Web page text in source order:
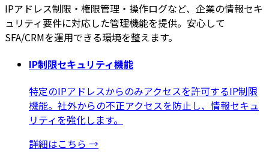
IPアドレス制限・権限管理・操作ログなど、企業の情報セキ
ュリティ要件に対応した管理機能を提供。安心して
SFA/CRMを運用できる環境を整えます。
IP制限セキュリティ機能
特定のIPアドレスからのみアクセスを許可するIP制限
機能。社外からの不正アクセスを防止し、情報セキュ
リティを強化します。
詳細はこちら →